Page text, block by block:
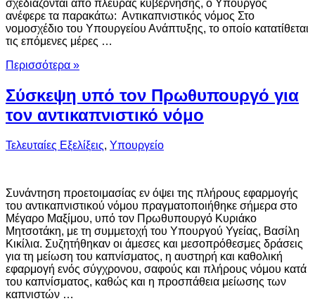
σχεδιάζονται από πλευράς κυβέρνησης, ο Υπουργός
ανέφερε τα παρακάτω: Αντικαπνιστικός νόμος Στο
νομοσχέδιο του Υπουργείου Ανάπτυξης, το οποίο κατατίθεται
τις επόμενες μέρες …
Περισσότερα »
Σύσκεψη υπό τον Πρωθυπουργό για
τον αντικαπνιστικό νόμο
Τελευταίες Εξελίξεις, Υπουργείο
Συνάντηση προετοιμασίας εν όψει της πλήρους εφαρμογής
του αντικαπνιστικού νόμου πραγματοποιήθηκε σήμερα στο
Μέγαρο Μαξίμου, υπό τον Πρωθυπουργό Κυριάκο
Μητσοτάκη, με τη συμμετοχή του Υπουργού Υγείας, Βασίλη
Κικίλια. Συζητήθηκαν οι άμεσες και μεσοπρόθεσμες δράσεις
για τη μείωση του καπνίσματος, η αυστηρή και καθολική
εφαρμογή ενός σύγχρονου, σαφούς και πλήρους νόμου κατά
του καπνίσματος, καθώς και η προσπάθεια μείωσης των
καπνιστών …